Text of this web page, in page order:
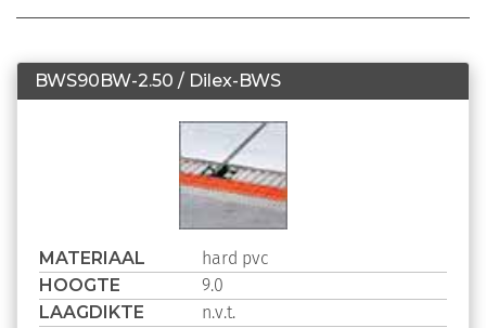
BWS90BW-2.50 / Dilex-BWS
MATERIAAL hard pvc
HOOGTE 9.0
LAAGDIKTE n.v.t.